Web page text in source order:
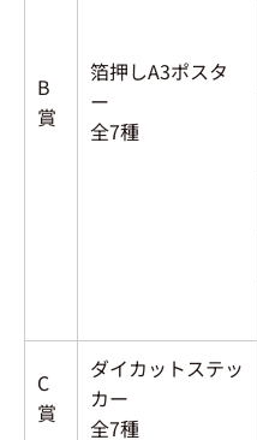
B
賞
箔押しA3ポスタ
ー
全7種
C
賞
ダイカットステッ
カー
全7種